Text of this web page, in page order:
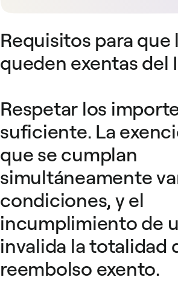
Requisitos para que
queden exentas del
Respetar los
suficiente. La
que se cumplan
simultáneamente
condiciones, y el
incumplimiento de
invalida la totalidad
reembolso exento.